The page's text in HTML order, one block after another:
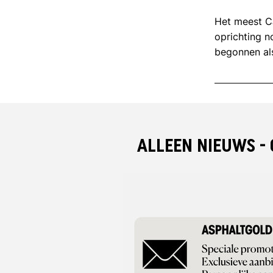
Het meest
oprichting
begonnen
daarna was
werden in
voor de
het
verrassende
ALLEEN NIEUWS -